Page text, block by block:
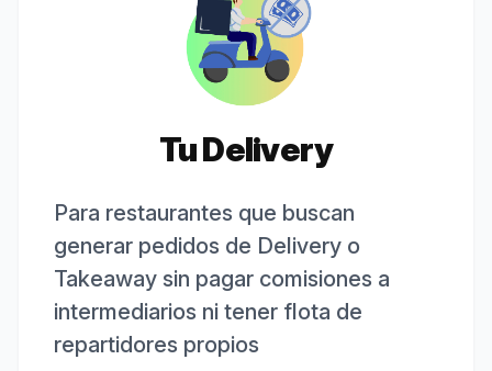
Tu Delivery
Para restaurantes que buscan
generar pedidos de Delivery o
Takeaway sin pagar comisiones a
intermediarios ni tener flota de
repartidores propios